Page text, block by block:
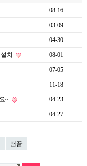
08-16
03-09
04-30
치 08-01
07-05
11-18
~ 04-23
04-27
맨끝